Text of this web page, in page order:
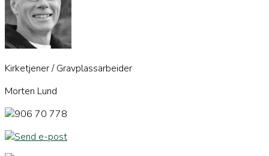
Kirketjener / Gravplassarbeider
Morten Lund
906 70 778
Send e-post